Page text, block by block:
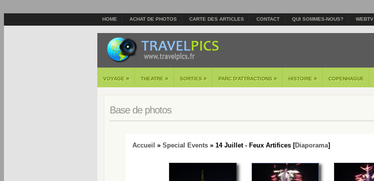
HOME ACHAT DE PHOTOS CARTE DES ARTICLES CONTACT QUI SOMMES-NOUS? WEBTV
VOYAGE » THEATRE » SORTIES » PARC D'ATTRACTIONS » HISTOIRE » COPENHAGUE
Base de photos
Accueil » Special Events » 14 Juillet - Feux Artifices [Diaporama]